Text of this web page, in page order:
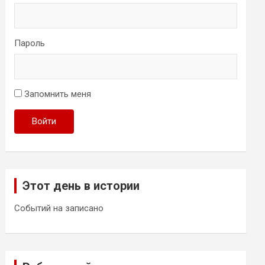
Пароль
Запомнить меня
Войти
Этот день в истории
Событий на записано